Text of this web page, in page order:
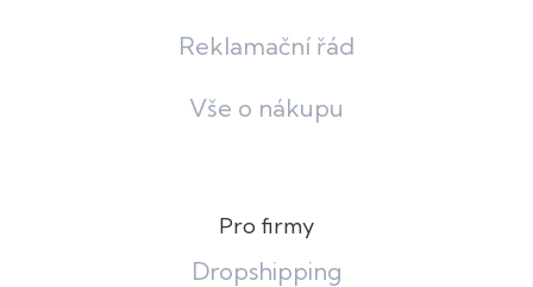
Reklamační řád
Vše o nákupu
Pro firmy
Dropshipping